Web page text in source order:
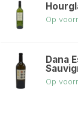
Op
Dana
Op